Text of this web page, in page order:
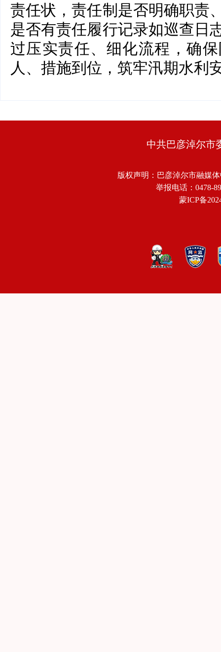
责任状，责任制是否明确职责
是否有责任履行记录如巡查日
过压实责任、细化流程，确
人、措施到位，筑牢汛期水利
中共巴彦淖尔市
版权声明：巴彦淖尔市融媒
举报电话：0478-
蒙ICP备